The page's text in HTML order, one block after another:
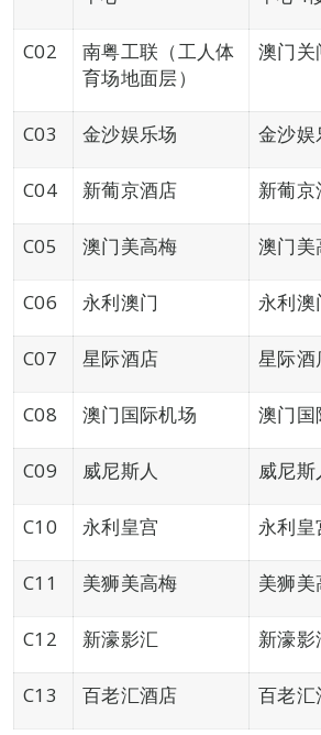
C02
南粤工联（工人体
育场地面层）
澳门关
C03 金沙娱乐场 金沙娱
C04 新葡京酒店 新葡京
C05 澳门美高梅 澳门美
C06 永利澳门 永利澳
C07 星际酒店 星际酒
C08 澳门国际机场 澳门国
C09 威尼斯人 威尼斯
C10 永利皇宫 永利皇
C11 美狮美高梅 美狮美
C12 新濠影汇 新濠影
C13 百老汇酒店 百老汇